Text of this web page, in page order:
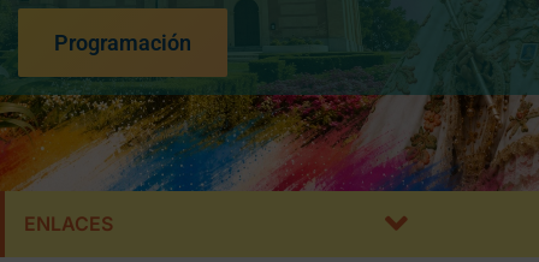
Programación
ENLACES